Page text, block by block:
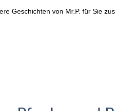
Geschichten von Mr.P. für Sie